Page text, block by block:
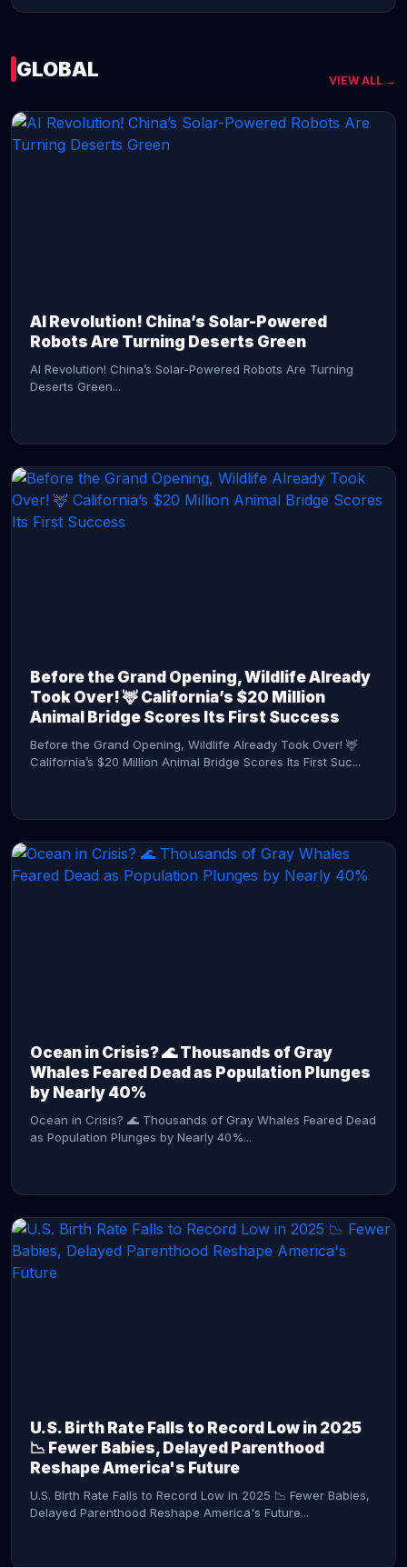
GLOBAL VIEW ALL →
AI Revolution! China’s Solar-Powered
Robots Are Turning Deserts Green
AI Revolution! China’s Solar-Powered Robots Are Turning
Deserts Green...
Before the Grand Opening, Wildlife Already
Took Over! 🦌 California’s $20 Million
Animal Bridge Scores Its First Success
Before the Grand Opening, Wildlife Already Took Over! 🦌
California’s $20 Million Animal Bridge Scores Its First Suc...
Ocean in Crisis? 🌊 Thousands of Gray
Whales Feared Dead as Population Plunges
by Nearly 40%
Ocean in Crisis? 🌊 Thousands of Gray Whales Feared Dead
as Population Plunges by Nearly 40%...
U.S. Birth Rate Falls to Record Low in 2025
📉 Fewer Babies, Delayed Parenthood
Reshape America's Future
U.S. Birth Rate Falls to Record Low in 2025 📉 Fewer Babies,
Delayed Parenthood Reshape America's Future...